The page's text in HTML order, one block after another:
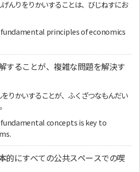
んりをりかいすることは、びじねすにお
principles of economics
することが、複雑な問題を解決す
りかいすることが、ふくざつなもんだい
concepts is key to
的にすべての公共スペースでの喫